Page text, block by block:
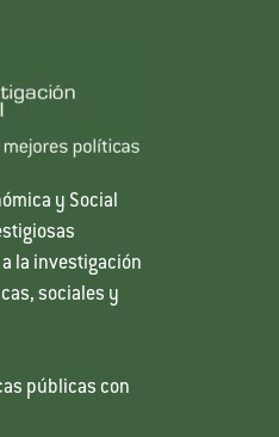
y Social
la investigación
sociales y
públicas con